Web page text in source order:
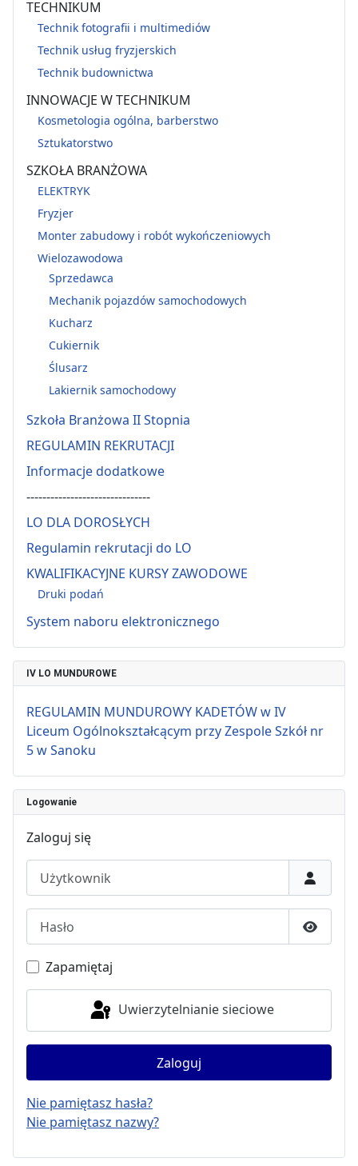
TECHNIKUM
Technik fotografii i multimediów
Technik usług fryzjerskich
Technik budownictwa
INNOWACJE W TECHNIKUM
Kosmetologia ogólna, barberstwo
Sztukatorstwo
SZKOŁA BRANŻOWA
ELEKTRYK
Fryzjer
Monter zabudowy i robót wykończeniowych
Wielozawodowa
Sprzedawca
Mechanik pojazdów samochodowych
Kucharz
Cukiernik
Ślusarz
Lakiernik samochodowy
Szkoła Branżowa II Stopnia
REGULAMIN REKRUTACJI
Informacje dodatkowe
-------------------------------
LO DLA DOROSŁYCH
Regulamin rekrutacji do LO
KWALIFIKACYJNE KURSY ZAWODOWE
Druki podań
System naboru elektronicznego
IV LO MUNDUROWE
REGULAMIN MUNDUROWY KADETÓW w IV
Liceum Ogólnokształcącym przy Zespole Szkół nr
5 w Sanoku
Logowanie
Zaloguj się
Pokaż
Zapamiętaj
Uwierzytelnianie sieciowe
Zaloguj
Nie pamiętasz hasła?
Nie pamiętasz nazwy?